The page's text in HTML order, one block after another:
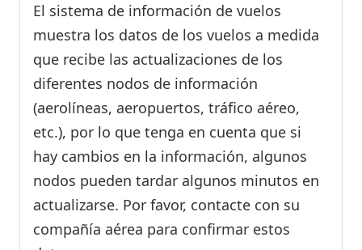
El sistema de información de vuelos
muestra los datos de los vuelos a medida
que recibe las actualizaciones de los
diferentes nodos de información
(aerolíneas, aeropuertos, tráfico aéreo,
etc.), por lo que tenga en cuenta que si
hay cambios en la información, algunos
nodos pueden tardar algunos minutos en
actualizarse. Por favor, contacte con su
compañía aérea para confirmar estos